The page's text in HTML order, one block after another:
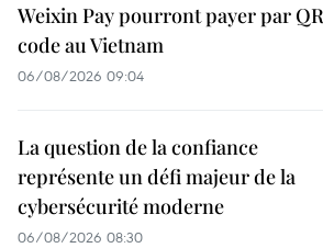
Weixin Pay pourront payer par QR
code au Vietnam
06/08/2026 09:04
La question de la confiance
représente un défi majeur de la
cybersécurité moderne
06/08/2026 08:30